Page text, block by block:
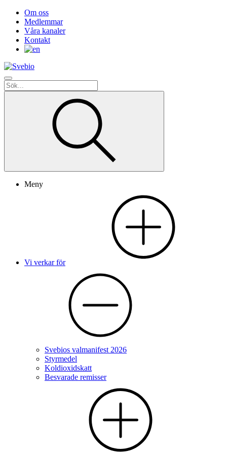
Om oss
Medlemmar
Våra kanaler
Kontakt
Meny
Vi verkar för
Svebios valmanifest 2026
Styrmedel
Koldioxidskatt
Besvarade remisser